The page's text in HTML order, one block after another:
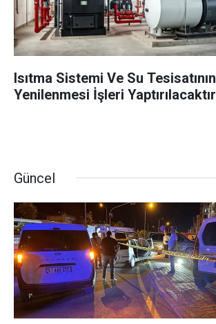
Isıtma Sistemi Ve Su Tesisatının
Yenilenmesi İşleri Yaptırılacaktır
Güncel